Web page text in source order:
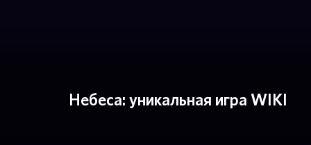
Небеса: уникальная игра WIKI